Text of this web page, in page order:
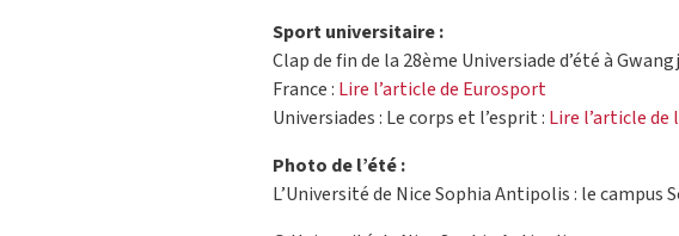
Sport universitaire :
Clap de fin de la 28ème Universiade d’été à
France : Lire l’article de Eurosport
Universiades : Le corps et l’esprit : Lire l’article de
Photo de l’été :
L’Université de Nice Sophia Antipolis : le campus